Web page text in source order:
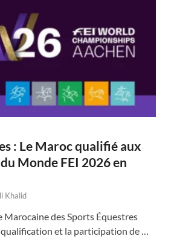
: Le Maroc qualifié aux
Monde FEI 2026 en
Khalid
Marocaine des Sports Équestres
qualification et la participation de …